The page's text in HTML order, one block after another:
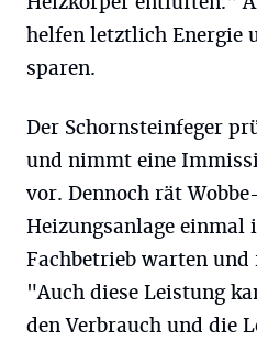
helfen letztlich Energie
sparen.
Der Schornsteinfeger
und nimmt eine
vor. Dennoch rät
Heizungsanlage einmal
Fachbetrieb warten und
"Auch diese Leistung
den Verbrauch und die